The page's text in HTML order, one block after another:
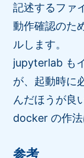
記述するファ
動作確認のた
ルします。
jupyterlab も
が、起動時に
んだほうが良
docker の作法
参考